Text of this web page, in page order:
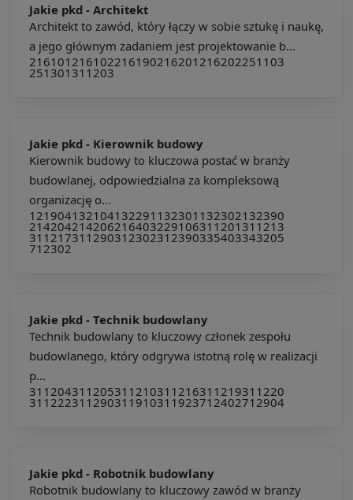
Jakie pkd - Architekt
Architekt to zawód, który łączy w sobie sztukę i naukę,
a jego głównym zadaniem jest projektowanie b...
216101 216102216190216201 216202251103
251301311203
Jakie pkd - Kierownik budowy
Kierownik budowy to kluczowa postać w branży
budowlanej, odpowiedzialna za kompleksową
organizację o...
121904132104132291 132301 132302132390
214204214206216403229106311201311213
311217311290312302312390335403343205
712302
Jakie pkd - Technik budowlany
Technik budowlany to kluczowy członek zespołu
budowlanego, który odgrywa istotną rolę w realizacji
p...
311204311205311210311216311219311220
311222311290311910311923712402712904
Jakie pkd - Robotnik budowlany
Robotnik budowlany to kluczowy zawód w branży